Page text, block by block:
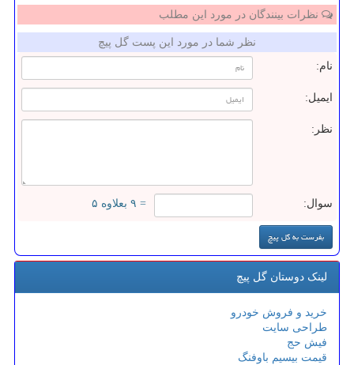
نظرات بینندگان در مورد این مطلب
نظر شما در مورد این پست گل پیچ
نام:
ایمیل:
نظر:
سوال: = ۹ بعلاوه ۵
لینک دوستان گل پیچ
خرید و فروش خودرو
طراحی سایت
فیش حج
قیمت بیسیم باوفنگ